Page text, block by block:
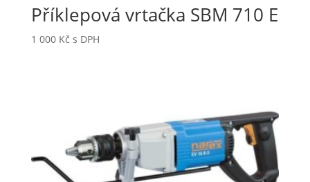
Příklepová vrtačka SBM 710 E
1 000 Kč s DPH